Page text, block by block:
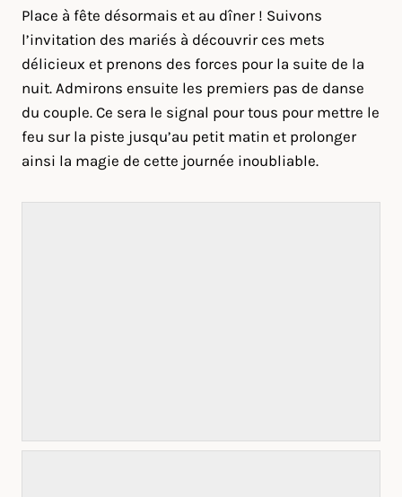
Place à fête désormais et au dîner ! Suivons
l’invitation des mariés à découvrir ces mets
délicieux et prenons des forces pour la suite de la
nuit. Admirons ensuite les premiers pas de danse
du couple. Ce sera le signal pour tous pour mettre le
feu sur la piste jusqu’au petit matin et prolonger
ainsi la magie de cette journée inoubliable.